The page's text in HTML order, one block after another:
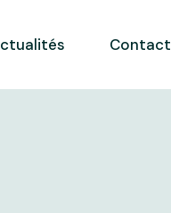
Contact